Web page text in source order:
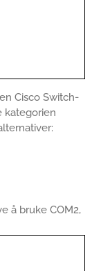
Cisco Switch-
kategorien
å bruke COM2,